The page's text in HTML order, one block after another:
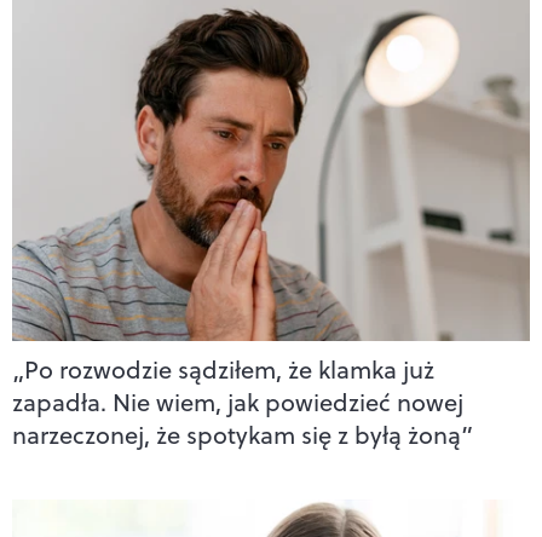
„Po rozwodzie sądziłem, że klamka już
zapadła. Nie wiem, jak powiedzieć nowej
narzeczonej, że spotykam się z byłą żoną”